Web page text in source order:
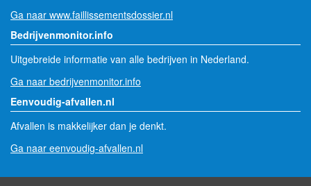
Ga naar www.faillissementsdossier.nl
Bedrijvenmonitor.info
Uitgebreide informatie van alle bedrijven in Nederland.
Ga naar bedrijvenmonitor.info
Eenvoudig-afvallen.nl
Afvallen is makkelijker dan je denkt.
Ga naar eenvoudig-afvallen.nl